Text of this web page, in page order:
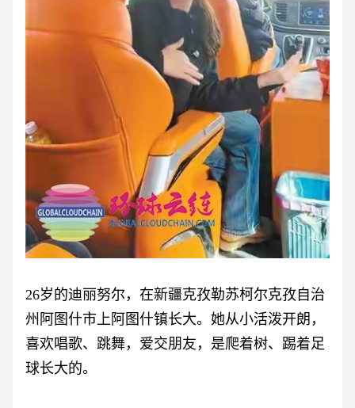
26岁的迪丽努尔，在新疆克孜勒苏柯尔克孜自治
州阿图什市上阿图什镇长大。她从小活泼开朗，
喜欢唱歌、跳舞，爱交朋友，是爬着树、踢着足
球长大的。